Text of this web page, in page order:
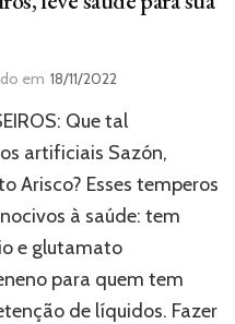
em 18/11/2022
Que tal
artificiais Sazón,
Arisco? Esses temperos
à saúde: tem
e glutamato
para quem tem
de líquidos. Fazer